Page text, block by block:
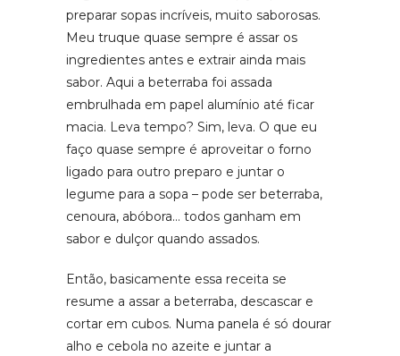
preparar sopas incríveis, muito saborosas.
Meu truque quase sempre é assar os
ingredientes antes e extrair ainda mais
sabor. Aqui a beterraba foi assada
embrulhada em papel alumínio até ficar
macia. Leva tempo? Sim, leva. O que eu
faço quase sempre é aproveitar o forno
ligado para outro preparo e juntar o
legume para a sopa – pode ser beterraba,
cenoura, abóbora… todos ganham em
sabor e dulçor quando assados.
Então, basicamente essa receita se
resume a assar a beterraba, descascar e
cortar em cubos. Numa panela é só dourar
alho e cebola no azeite e juntar a